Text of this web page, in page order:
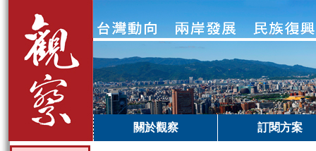
關於觀察 訂閱方案